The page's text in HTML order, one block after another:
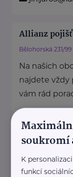
Allianz
Bělohorská 231/99
Na našich
najdete vždy
vám rád
https://
a-poradci/
soukromí
K
funkcí